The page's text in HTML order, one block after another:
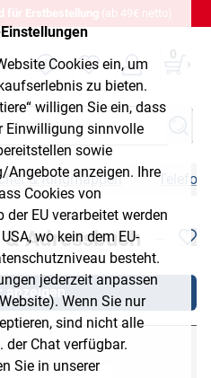
Cookies ein, um
zu bieten.
willigen Sie ein, dass
Einwilligung sinnvolle
sowie
Angebote anzeigen. Ihre
Cookies von
EU verarbeitet werden
wo kein dem EU-
besteht.
jederzeit anpassen
Wenn Sie nur
sind nicht alle
Chat verfügbar.
Sie in unserer
für Erstbestellung (ab 49€ netto)
0
& Ringmappen
Adressbuch
anzeigen